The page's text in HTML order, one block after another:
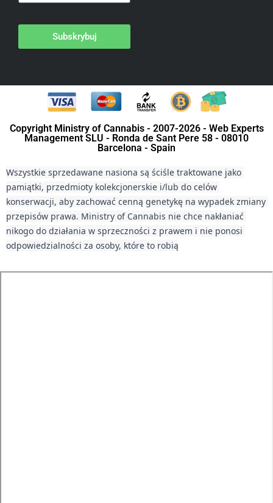
Subskrybuj
Copyright Ministry of Cannabis - 2007-2026 - Web Experts
Management SLU - Ronda de Sant Pere 58 - 08010
Barcelona - Spain
Wszystkie sprzedawane nasiona są ściśle traktowane jako
pamiątki, przedmioty kolekcjonerskie i/lub do celów
konserwacji, aby zachować cenną genetykę na wypadek zmiany
przepisów prawa. Ministry of Cannabis nie chce nakłaniać
nikogo do działania w sprzeczności z prawem i nie ponosi
odpowiedzialności za osoby, które to robią